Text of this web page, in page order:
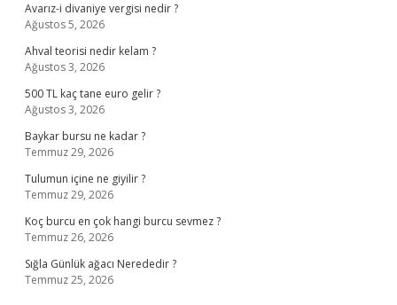
Avarız-i divaniye vergisi nedir ?
Ağustos 5, 2026
Ahval teorisi nedir kelam ?
Ağustos 3, 2026
500 TL kaç tane euro gelir ?
Ağustos 3, 2026
Baykar bursu ne kadar ?
Temmuz 29, 2026
Tulumun içine ne giyilir ?
Temmuz 29, 2026
Koç burcu en çok hangi burcu sevmez ?
Temmuz 26, 2026
Sığla Günlük ağacı Nerededir ?
Temmuz 25, 2026